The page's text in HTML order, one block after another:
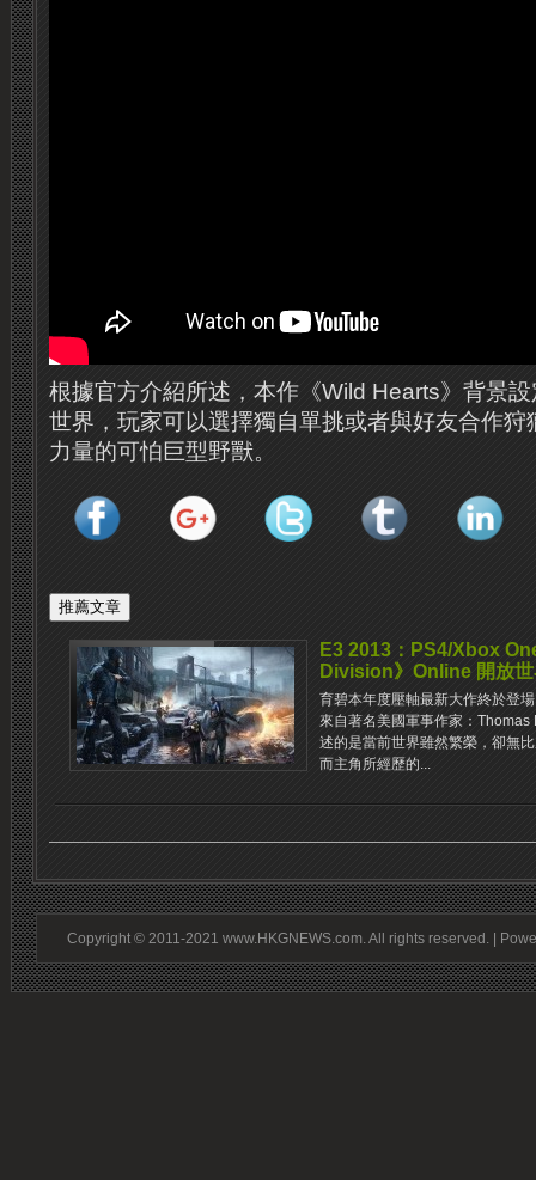
根據官方介紹所述，本作《Wild Hearts》背景
世界，玩家可以選擇獨自單挑或者與好友合作狩
力量的可怕巨型野獸。
E3 2013：PS4/Xbox
Division》Online 開放
育碧本年度壓軸最新大作終於登
來自著名美國軍事作家：
述的是當前世界雖然繁榮，卻無
而主角所經歷的...
Copyright © 2011-2021 www.HKGNEWS.com. All rights reserved. |